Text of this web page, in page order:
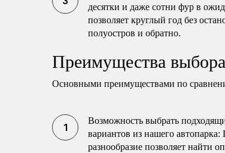
десятки и даже сотни фур в
позволяет круглый год без
полуостров и обратно.
Преимущества
Основными преимуществами по
Возможность выбрать
вариантов из нашего
разнообразие позволяет найти